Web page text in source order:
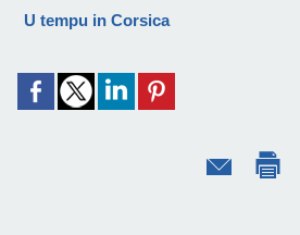
U tempu in Corsica